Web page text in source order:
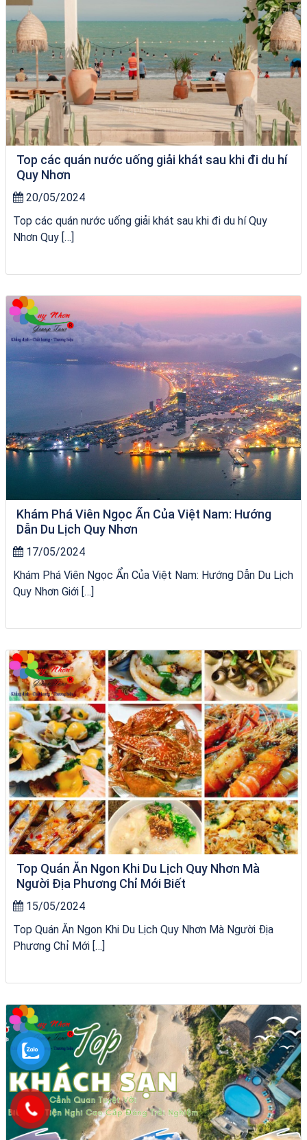
Top các quán nước uống giải khát sau khi đi du hí
Quy Nhơn
20/05/2024
Top các quán nước uống giải khát sau khi đi du hí Quy
Nhơn Quy […]
Khám Phá Viên Ngọc Ẩn Của Việt Nam: Hướng
Dẫn Du Lịch Quy Nhơn
17/05/2024
Khám Phá Viên Ngọc Ẩn Của Việt Nam: Hướng Dẫn Du Lịch
Quy Nhơn Giới […]
Khách sạn Việt Nam Taste
Top Quán Ăn Ngon Khi Du Lịch Quy Nhơn Mà
Người Địa Phương Chỉ Mới Biết
15/05/2024
Top Quán Ăn Ngon Khi Du Lịch Quy Nhơn Mà Người Địa
Phương Chỉ Mới […]
Khách sạn Việt Nam Taste